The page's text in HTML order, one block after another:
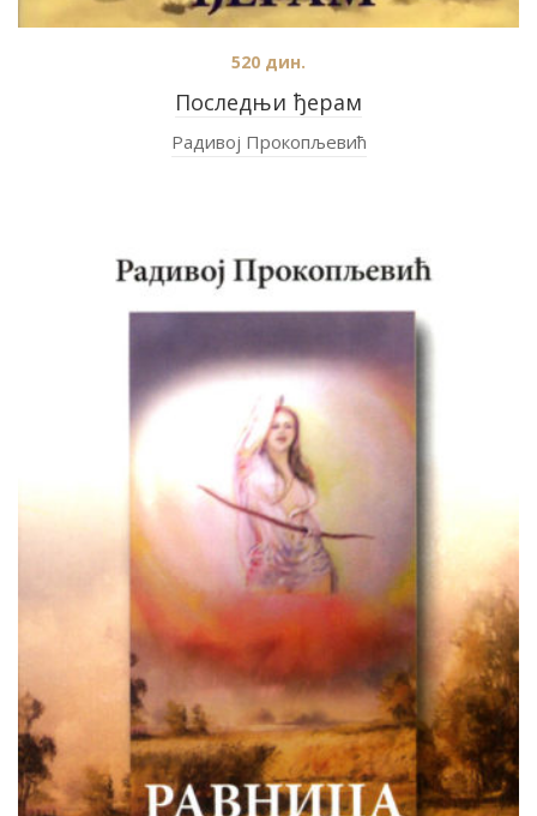
Последњи ђерам
520 дин.
Радивој Прокопљевић